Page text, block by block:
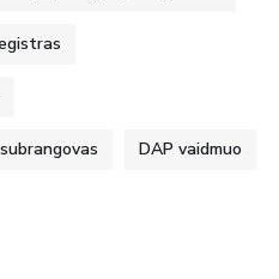
DAP vaidmuo